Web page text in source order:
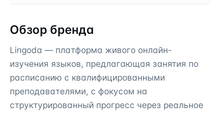
Обзор бренда
Lingoda — платформа живого онлайн-
изучения языков, предлагающая занятия по
расписанию с квалифицированными
преподавателями, с фокусом на
структурированный прогресс через реальное